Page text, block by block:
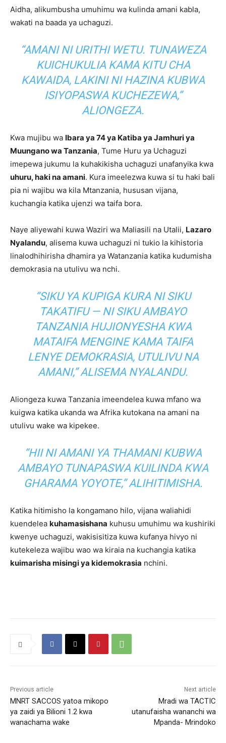
Aidha, alikumbusha umuhimu wa kulinda amani kabla,
wakati na baada ya uchaguzi.
“AMANI NI URITHI WETU. TUNAWEZA
KUICHUKULIA KAMA KITU CHA
KAWAIDA, LAKINI NI HAZINA KUBWA
ISIYOPASWA KUCHEZEWA,”
ALIONGEZA.
Kwa mujibu wa Ibara ya 74 ya Katiba ya Jamhuri ya
Muungano wa Tanzania, Tume Huru ya Uchaguzi
imepewa jukumu la kuhakikisha uchaguzi unafanyika kwa
uhuru, haki na amani. Kura imeelezwa kuwa si tu haki bali
pia ni wajibu wa kila Mtanzania, hususan vijana,
kuchangia katika ujenzi wa taifa bora.
Naye aliyewahi kuwa Waziri wa Maliasili na Utalii, Lazaro
Nyalandu, alisema kuwa uchaguzi ni tukio la kihistoria
linalodhihirisha dhamira ya Watanzania katika kudumisha
demokrasia na utulivu wa nchi.
“SIKU YA KUPIGA KURA NI SIKU
TAKATIFU — NI SIKU AMBAYO
TANZANIA HUJIONYESHA KWA
MATAIFA MENGINE KAMA TAIFA
LENYE DEMOKRASIA, UTULIVU NA
AMANI,” ALISEMA NYALANDU.
Aliongeza kuwa Tanzania imeendelea kuwa mfano wa
kuigwa katika ukanda wa Afrika kutokana na amani na
utulivu wake wa kipekee.
“HII NI AMANI YA THAMANI KUBWA
AMBAYO TUNAPASWA KUILINDA KWA
GHARAMA YOYOTE,” ALIHITIMISHA.
Katika hitimisho la kongamano hilo, vijana waliahidi
kuendelea kuhamasishana kuhusu umuhimu wa kushiriki
kwenye uchaguzi, wakisisitiza kuwa kufanya hivyo ni
kutekeleza wajibu wao wa kiraia na kuchangia katika
kuimarisha misingi ya kidemokrasia nchini.
Previous article
MNRT SACCOS yatoa mikopo
ya zaidi ya Bilioni 1.2 kwa
wanachama wake
Next article
Mradi wa TACTIC
utanufaisha wananchi wa
Mpanda- Mrindoko